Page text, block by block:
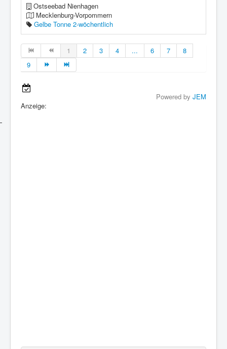
Ostseebad Nienhagen
Mecklenburg-Vorpommern
Gelbe Tonne 2-wöchentlich
1 2 3 4 ... 6 7
8
9
Powered by JEM
Anzeige: